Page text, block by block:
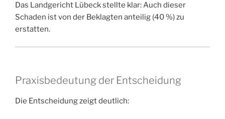
Das Landgericht Lübeck stellte klar: Auch dieser
Schaden ist von der Beklagten anteilig (40 %) zu
erstatten.
Praxisbedeutung der Entscheidung
Die Entscheidung zeigt deutlich: